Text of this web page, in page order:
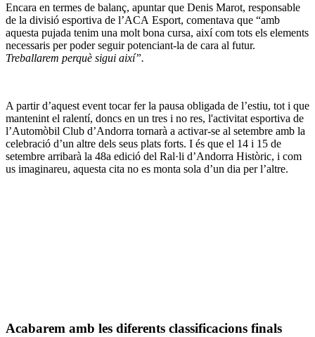
Encara en termes de balanç, apuntar que Denis Marot, responsable
de la divisió esportiva de l’ACA Esport, comentava que “amb
aquesta pujada tenim una molt bona cursa, així com tots els elements
necessaris per poder seguir potenciant-la de cara al futur.
Treballarem perquè sigui així”.
A partir d’aquest event tocar fer la pausa obligada de l’estiu, tot i que
mantenint el ralentí, doncs en un tres i no res, l'activitat esportiva de
l’Automòbil Club d’Andorra tornarà a activar-se al setembre amb la
celebració d’un altre dels seus plats forts. I és que el 14 i 15 de
setembre arribarà la 48a edició del Ral·li d’Andorra Històric, i com
us imaginareu, aquesta cita no es monta sola d’un dia per l’altre.
Acabarem amb les diferents classificacions finals